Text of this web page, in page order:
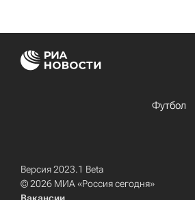
Футбол
Версия 2023.1 Beta
© 2026 МИА «Россия сегодня»